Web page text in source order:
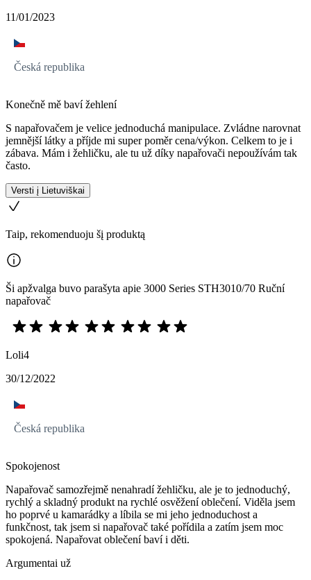
11/01/2023
Česká republika
Konečně mě baví žehlení
S napařovačem je velice jednoduchá manipulace. Zvládne narovnat
jemnější látky a příjde mi super poměr cena/výkon. Celkem to je i
zábava. Mám i žehličku, ale tu už díky napařovači nepoužívám tak
často.
Versti į Lietuviškai
Taip, rekomenduoju šį produktą
Ši apžvalga buvo parašyta apie 3000 Series STH3010/70 Ruční
napařovač
Loli4
30/12/2022
Česká republika
Spokojenost
Napařovač samozřejmě nenahradí žehličku, ale je to jednoduchý,
rychlý a skladný produkt na rychlé osvěžení oblečení. Viděla jsem
ho poprvé u kamarádky a líbila se mi jeho jednoduchost a
funkčnost, tak jsem si napařovač také pořídila a zatím jsem moc
spokojená. Napařovat oblečení baví i děti.
Argumentai už